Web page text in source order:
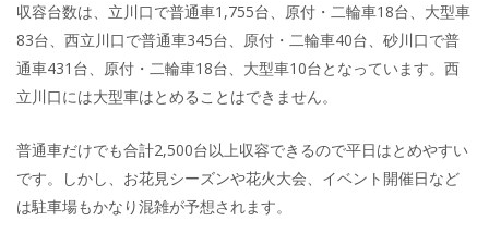
収容台数は、立川口で普通車1,755台、原付・二輪車18台、大型車
83台、西立川口で普通車345台、原付・二輪車40台、砂川口で普
通車431台、原付・二輪車18台、大型車10台となっています。西
立川口には大型車はとめることはできません。
普通車だけでも合計2,500台以上収容できるので平日はとめやすい
です。しかし、お花見シーズンや花火大会、イベント開催日など
は駐車場もかなり混雑が予想されます。